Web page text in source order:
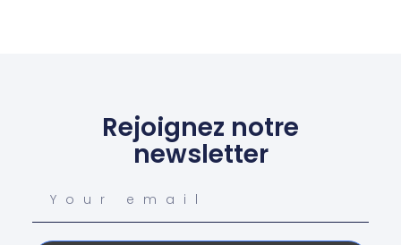
Rejoignez notre
newsletter